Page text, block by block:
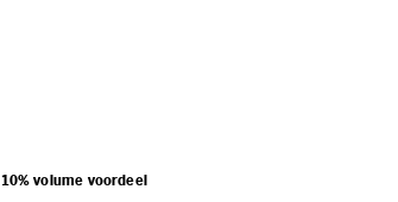
10% volume voordeel